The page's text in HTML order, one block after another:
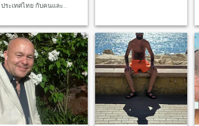
ประเทศไทย กับคนและ
สุนัขทุกวัน และมีปฏิทินทาง
สังคมที่ยุ่งยาก แต่จะหาเวลาที่
จะติดต่อกับคนที่เหมาะสม
เสมอ ฉันเงียบ แต่รักที่จะทํา
ให้คนหัวเราะ